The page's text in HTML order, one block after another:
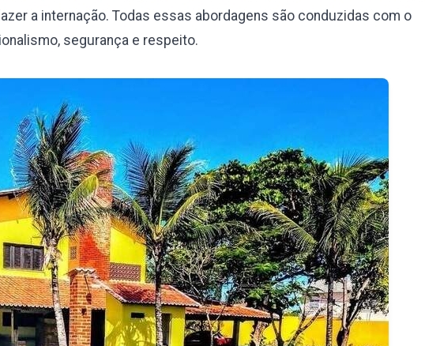
a internação. Todas essas abordagens são conduzidas com o
segurança e respeito.